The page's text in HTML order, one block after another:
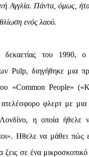
Αγγλία. Πάντα, όμως,
ενός λαού.
του 1990, ο
Pulp, διηγήθηκε μια
«Common People»
ατελέσφορο φλερτ με
Λονδίνο, η οποία ήθελε
Ηθελε να μάθει πώς
ζεις σε ένα